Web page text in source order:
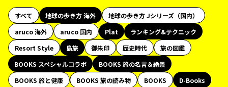
すべて 地球の歩き方 海外
地球の歩き方 Jシリーズ（国内）
aruco 海外
aruco 国内 Plat
ランキング&テクニック
Resort Style
島旅 御朱印 歴史時代
旅の図鑑
BOOKS スペシャルコラボ
BOOKS 旅の名言＆絶景
BOOKS 旅と健康
BOOKS 旅の読み物 BOOKS
D-Books